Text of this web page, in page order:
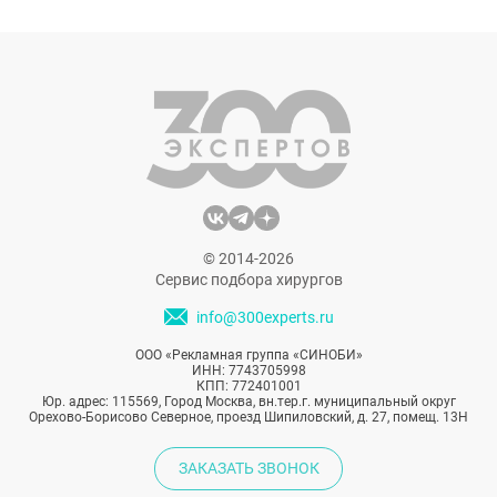
Еве Лонгории, Дженнифер Лопес удается
сохранять молодость области груди?
© 2014-2026
Сервис подбора хирургов
info@300experts.ru
ООО «Рекламная группа «СИНОБИ»
ИНН: 7743705998
КПП: 772401001
Юр. адрес: 115569, Город Москва, вн.тер.г. муниципальный округ
Орехово-Борисово Северное, проезд Шипиловский, д. 27, помещ. 13Н
ЗАКАЗАТЬ ЗВОНОК